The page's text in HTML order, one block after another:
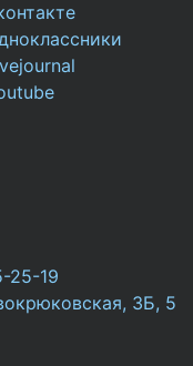
25-19
3Б, 5